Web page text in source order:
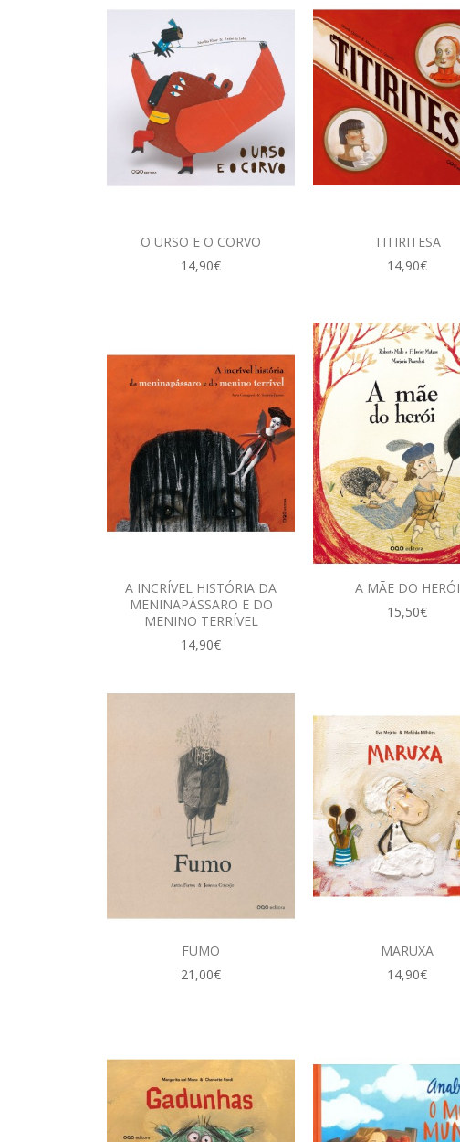
O URSO E O CORVO
14,90€
TITIRITESA
14,90€
A INCRÍVEL HISTÓRIA DA
MENINAPÁSSARO E DO
MENINO TERRÍVEL
14,90€
A MÃE DO HERÓI
15,50€
FUMO
21,00€
MARUXA
14,90€